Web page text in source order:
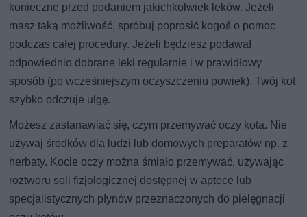
konieczne przed podaniem jakichkolwiek leków. Jeżeli
masz taką możliwość, spróbuj poprosić kogoś o pomoc
podczas całej procedury. Jeżeli będziesz podawał
odpowiednio dobrane leki regularnie i w prawidłowy
sposób (po wcześniejszym oczyszczeniu powiek), Twój kot
szybko odczuje ulgę.
Możesz zastanawiać się, czym przemywać oczy kota. Nie
używaj środków dla ludzi lub domowych preparatów np. z
herbaty. Kocie oczy można śmiało przemywać, używając
roztworu soli fizjologicznej dostępnej w aptece lub
specjalistycznych płynów przeznaczonych do pielęgnacji